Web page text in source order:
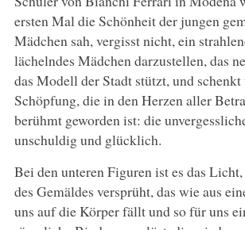
ersten Mal die Schönheit der jungen
Mädchen sah, vergisst nicht, ein
lächelndes Mädchen darzustellen, das
das Modell der Stadt stützt, und schenkt
Schöpfung, die in den Herzen aller
berühmt geworden ist: die
unschuldig und glücklich.
Bei den unteren Figuren ist es das
des Gemäldes versprüht, das wie aus
uns auf die Körper fällt und so für uns